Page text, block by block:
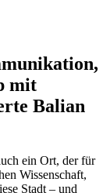
mit
Balian
ein Ort, der für
Wissenschaft,
Stadt – und